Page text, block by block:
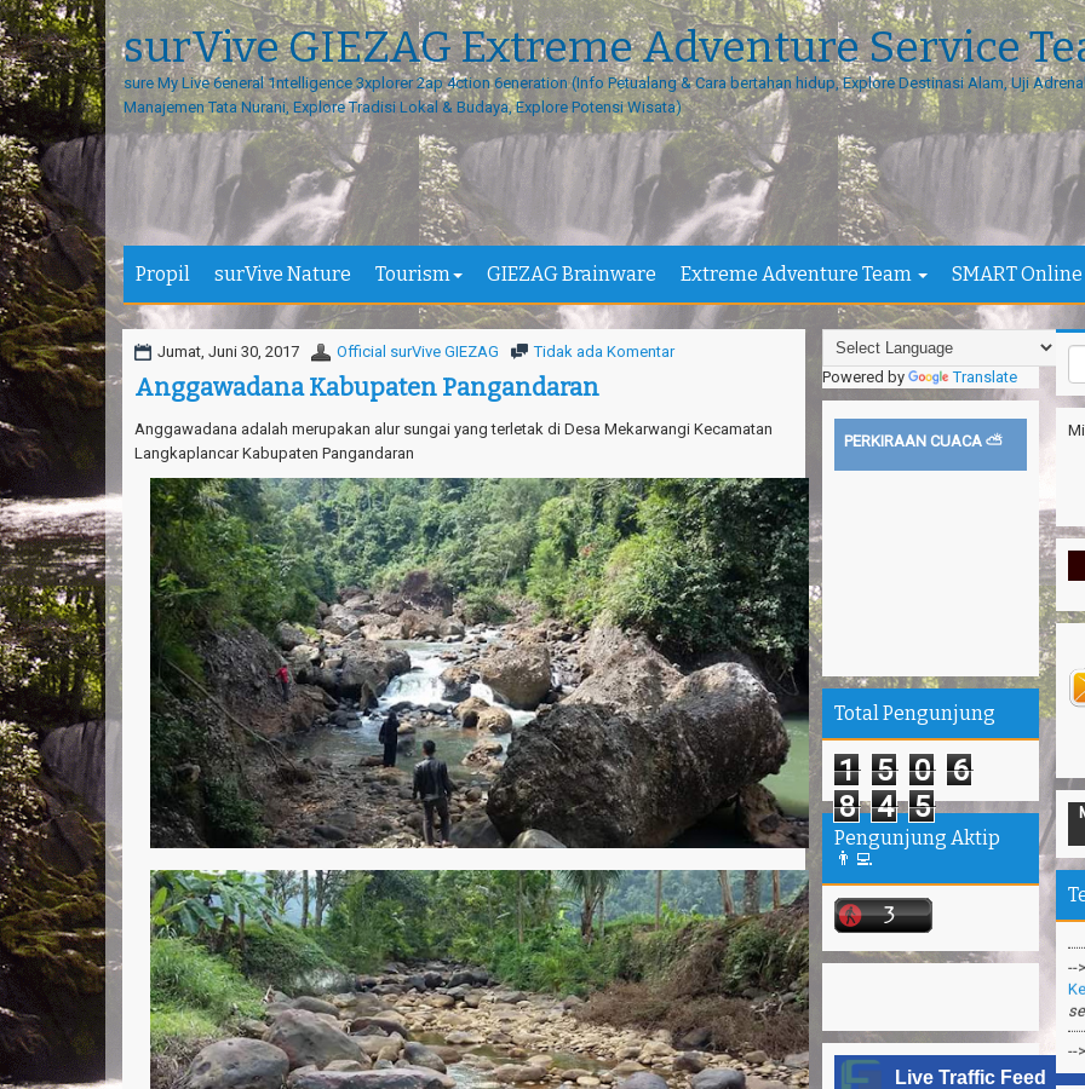
surVive GIEZAG Extreme Adventure Service
sure My Live 6eneral 1ntelligence 3xplorer 2ap 4ction 6eneration (Info Petualang & Cara bertahan hidup, Explore Destinasi Alam, Uji
Manajemen Tata Nurani, Explore Tradisi Lokal & Budaya, Explore Potensi Wisata)
Propil surVive Nature Tourism GIEZAG Brainware Extreme Adventure Team SMART Online
Jumat, Juni 30, 2017 Official surVive GIEZAG Tidak ada Komentar
Anggawadana Kabupaten Pangandaran
Anggawadana adalah merupakan alur sungai yang terletak di Desa Mekarwangi Kecamatan
Langkaplancar Kabupaten Pangandaran
Powered by Translate
PERKIRAAN CUACA ⛅
Total Pengunjung
1 5 0
6
8
4 5
Pengunjung Aktip
👨‍💻
Live Traffic Feed
--
--